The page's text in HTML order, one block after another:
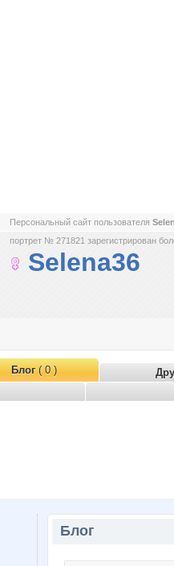
Персональный сайт пользователя
портрет № 271821 зарегистрирован
Selena36
Блог( 0 )
Блог